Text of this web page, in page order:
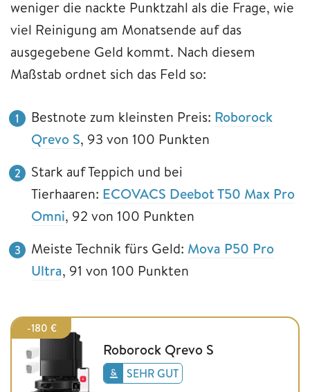
weniger die nackte Punktzahl als die Frage, wie
viel Reinigung am Monatsende auf das
ausgegebene Geld kommt. Nach diesem
Maßstab ordnet sich das Feld so:
Bestnote zum kleinsten Preis: Roborock
Qrevo S, 93 von 100 Punkten
Stark auf Teppich und bei
Tierhaaren: ECOVACS Deebot T50 Max Pro
Omni, 92 von 100 Punkten
Meiste Technik fürs Geld: Mova P50 Pro
Ultra, 91 von 100 Punkten
-180 €
Roborock Qrevo S
SEHR GUT